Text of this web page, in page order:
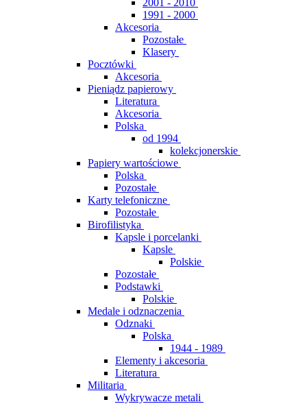
2001 - 2010
1991 - 2000
Akcesoria
Pozostałe
Klasery
Pocztówki
Akcesoria
Pieniądz papierowy
Literatura
Akcesoria
Polska
od 1994
kolekcjonerskie
Papiery wartościowe
Polska
Pozostałe
Karty telefoniczne
Pozostałe
Birofilistyka
Kapsle i porcelanki
Kapsle
Polskie
Pozostałe
Podstawki
Polskie
Medale i odznaczenia
Odznaki
Polska
1944 - 1989
Elementy i akcesoria
Literatura
Militaria
Wykrywacze metali